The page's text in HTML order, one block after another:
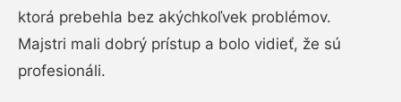
ktorá prebehla bez akýchkoľvek problémov.
Majstri mali dobrý prístup a bolo vidieť, že sú
profesionáli.